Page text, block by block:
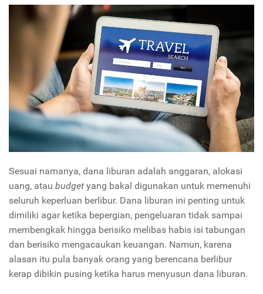
Sesuai namanya, dana liburan adalah anggaran, alokasi
uang, atau budget yang bakal digunakan untuk memenuhi
seluruh keperluan berlibur. Dana liburan ini penting untuk
dimiliki agar ketika bepergian, pengeluaran tidak sampai
membengkak hingga berisiko melibas habis isi tabungan
dan berisiko mengacaukan keuangan. Namun, karena
alasan itu pula banyak orang yang berencana berlibur
kerap dibikin pusing ketika harus menyusun dana liburan.